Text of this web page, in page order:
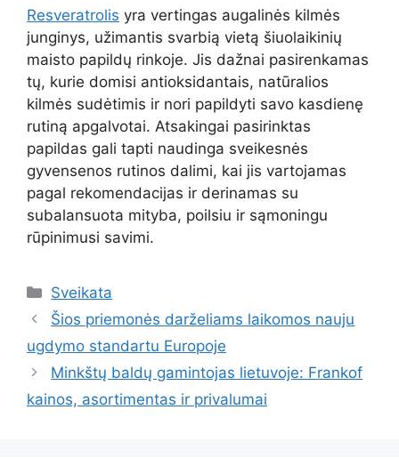
Resveratrolis yra vertingas augalinės kilmės
junginys, užimantis svarbią vietą šiuolaikinių
maisto papildų rinkoje. Jis dažnai pasirenkamas
tų, kurie domisi antioksidantais, natūralios
kilmės sudėtimis ir nori papildyti savo kasdienę
rutiną apgalvotai. Atsakingai pasirinktas
papildas gali tapti naudinga sveikesnės
gyvensenos rutinos dalimi, kai jis vartojamas
pagal rekomendacijas ir derinamas su
subalansuota mityba, poilsiu ir sąmoningu
rūpinimusi savimi.
Kategorijos
Sveikata
Šios priemonės darželiams laikomos nauju
ugdymo standartu Europoje
Minkštų baldų gamintojas lietuvoje: Frankof
kainos, asortimentas ir privalumai